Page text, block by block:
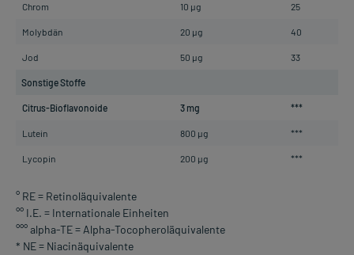
Chrom 10 µg 25
Molybdän 20 µg 40
Jod 50 µg 33
Sonstige Stoffe
Citrus-Bioflavonoide 3 mg ***
Lutein 800 µg ***
Lycopin 200 µg ***
° RE = Retinoläquivalente
°° I.E. = Internationale Einheiten
°°° alpha-TE = Alpha-Tocopheroläquivalente
* NE = Niacinäquivalente